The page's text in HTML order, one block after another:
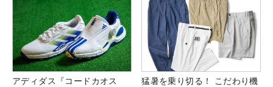
アディダス『コードカオス
猛暑を乗り切る！ こだわり機